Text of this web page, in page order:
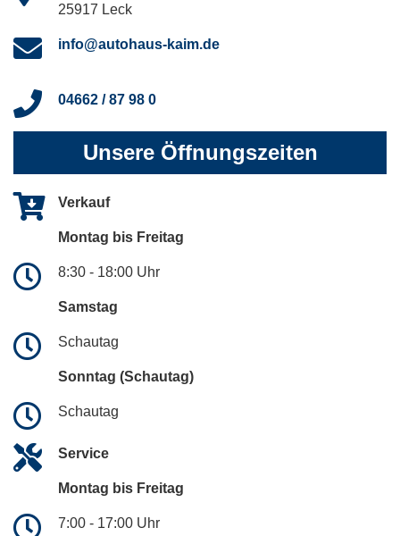
25917 Leck
info@autohaus-kaim.de
04662 / 87 98 0
Unsere Öffnungszeiten
Verkauf
Montag bis Freitag
8:30 - 18:00 Uhr
Samstag
Schautag
Sonntag (Schautag)
Schautag
Service
Montag bis Freitag
7:00 - 17:00 Uhr